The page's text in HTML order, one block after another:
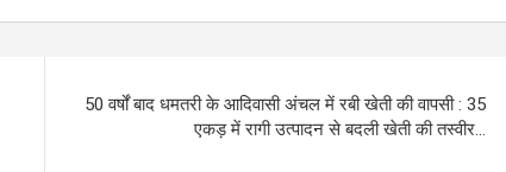
50 वर्षों बाद धमतरी के आदिवासी अंचल में रबी खेती की वापसी : 35
एकड़ में रागी उत्पादन से बदली खेती की तस्वीर…